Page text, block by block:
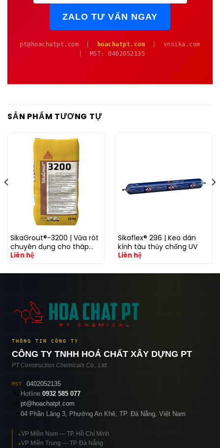
ZALO TƯ VẤN NGAY
pt@hoachatpt.com | hoachatpt.com | vnsika.com
| MST: 0402052135
SẢN PHẨM TƯƠNG TỰ
SikaGrout®-3200 | Vữa rót
chuyên dụng cho tháp
điện gió với khả năng
Liên hệ
Sikaflex® 296 | Keo dán
kính tàu thủy chống UV
Liên hệ
THÔNG TIN CÔNG TY
CÔNG TY TNHH HOÁ CHẤT XÂY DỰNG PT
PT Construction Chemicals Co., Ltd.
MST
0402052135
📞 Hotline:0932 585 077
pt@hoachatpt.com
04 Phần Lăng 3, Phường An Khê, TP. Đà Nẵng, Việt Nam
▸VP Miền Nam — TP. Hồ Chí Minh
▸VP Miền Trung — TP. Đà Nẵng